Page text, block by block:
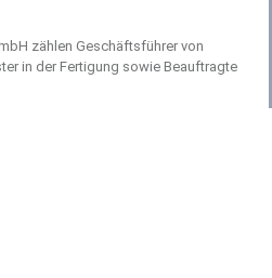
zählen Geschäftsführer von
in der Fertigung sowie Beauftragte